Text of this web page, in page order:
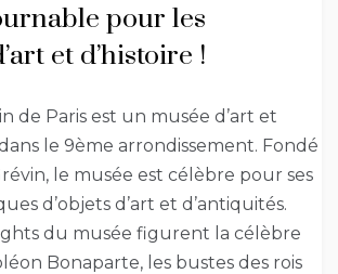
pour les
et d’histoire !
de Paris est un musée d’art et
le 9ème arrondissement. Fondé
le musée est célèbre pour ses
d’objets d’art et d’antiquités.
du musée figurent la célèbre
Bonaparte, les bustes des rois